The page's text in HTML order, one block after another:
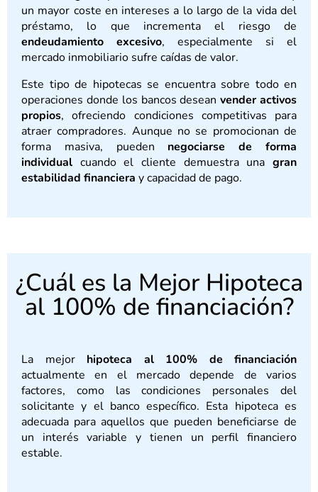
un mayor coste en intereses a lo largo de la vida del
préstamo, lo que incrementa el riesgo de
endeudamiento excesivo, especialmente si el
mercado inmobiliario sufre caídas de valor.
Este tipo de hipotecas se encuentra sobre todo en
operaciones donde los bancos deseanvender activos
propios, ofreciendo condiciones competitivas para
atraer compradores. Aunque no se promocionan de
forma masiva, pueden negociarse de forma
individual cuando el cliente demuestra una gran
estabilidad financiera y capacidad de pago.
¿Cuál es la Mejor Hipoteca
al 100% de financiación?
La mejor hipoteca al 100% de financiación
actualmente en el mercado depende de varios
factores, como las condiciones personales del
solicitante y el banco específico. Esta hipoteca es
adecuada para aquellos que pueden beneficiarse de
un interés variable y tienen un perfil financiero
estable.